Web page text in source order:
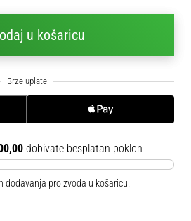
u košaricu
dobivate besplatan poklon
dodavanja proizvoda u košaricu.